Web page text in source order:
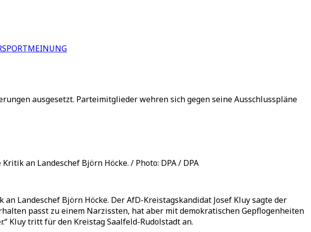
SPORTMEINUNG
ausgesetzt. Parteimitglieder wehren sich gegen seine Ausschlusspläne
an Landeschef Björn Höcke. / Photo: DPA / DPA
Landeschef Björn Höcke. Der AfD-Kreistagskandidat Josef Kluy sagte der
passt zu einem Narzissten, hat aber mit demokratischen Gepflogenheiten
Kluy tritt für den Kreistag Saalfeld-Rudolstadt an.